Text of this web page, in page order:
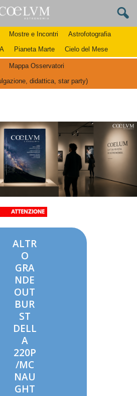
Mostre e Incontri
Astrofotografia
Pianeta Marte Cielo del Mese
Mappa Osservatori
didattica, star party)
ALTR
O
GRA
NDE
OUT
BUR
ST
DELL
A
220P
/MC
NAU
GHT